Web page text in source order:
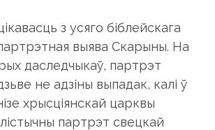
з усяго біблейскага
выява Скарыны. На
даследчыкаў, партрэт
не адзіны выпадак, калі ў
хрысціянскай царквы
партрэт свецкай